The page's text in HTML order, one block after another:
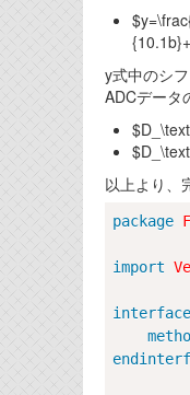
y式中のシ
ADCデータ
以上より、
package
import
interface